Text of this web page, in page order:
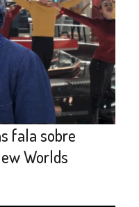
fala sobre
Worlds